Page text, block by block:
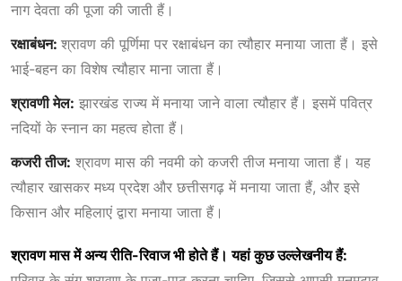
नाग देवता की पूजा की जाती हैं।
रक्षाबंधन: श्रावण की पूर्णिमा पर रक्षाबंधन का त्यौहार मनाया जाता हैं। इसे
भाई-बहन का विशेष त्यौहार माना जाता हैं।
श्रावणी मेल: झारखंड राज्य में मनाया जाने वाला त्यौहार हैं। इसमें पवित्र
नदियों के स्नान का महत्व होता हैं।
कजरी तीज: श्रावण मास की नवमी को कजरी तीज मनाया जाता हैं। यह
त्यौहार खासकर मध्य प्रदेश और छत्तीसगढ़ में मनाया जाता हैं, और इसे
किसान और महिलाएं द्वारा मनाया जाता हैं।
श्रावण मास में अन्य रीति-रिवाज भी होते हैं। यहां कुछ उल्लेखनीय हैं: